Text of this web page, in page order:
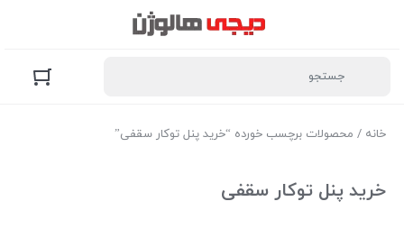
خانه / محصولات برچسب خورده “خرید پنل توکار سقفی”
خرید پنل توکار سقفی